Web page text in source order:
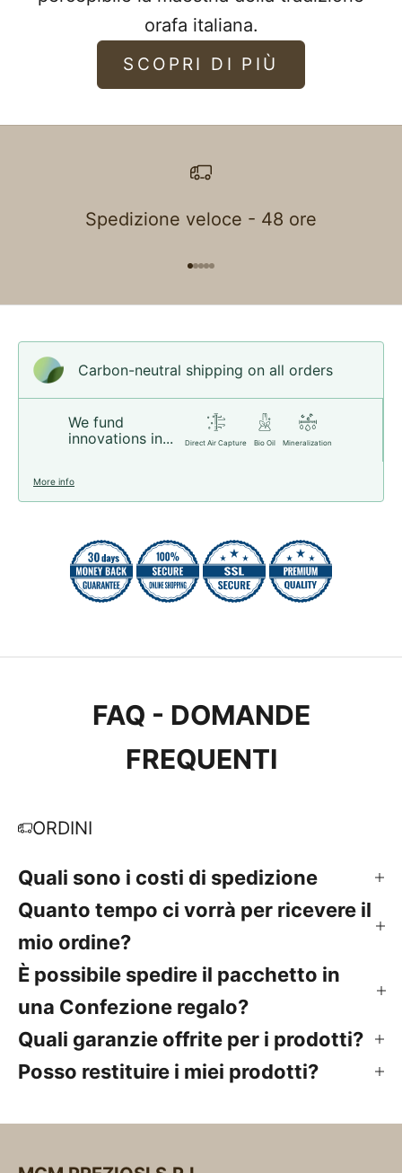
orafa italiana.
SCOPRI DI PIÙ
Spedizione veloce - 48 ore
Carbon-neutral shipping on all orders
We fund
innovations in...
Direct Air Capture Bio Oil Mineralization
More info
FAQ - DOMANDE
FREQUENTI
ORDINI
Quali sono i costi di spedizione
Quanto tempo ci vorrà per ricevere il
mio ordine?
È possibile spedire il pacchetto in
una Confezione regalo?
Quali garanzie offrite per i prodotti?
Posso restituire i miei prodotti?